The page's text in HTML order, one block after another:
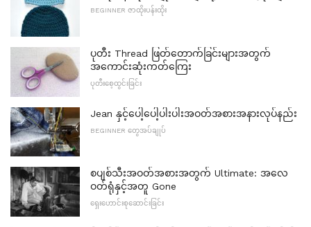
BEGINNER ဇာထိုးပန်းထိုး
ပုတီး Thread ဖြတ်တောက်ခြင်းများအတွက်
အကောင်းဆုံးကတ်ကြေး
ပုတီးစေ့ထွင်းခြင်း
Jean နှင့်ပေါ့ပေါ့ပါးပါးအဝတ်အစားအနားလုပ်နည်း
BEGINNER တွေအပ်ချုပ်
စပျစ်သီးအဝတ်အစားအတွက် Ultimate: အလေ
ဝတ်ရုံနှင့်အတူ Gone
ရှေးဟောင်းစုဆောင်းခြင်း